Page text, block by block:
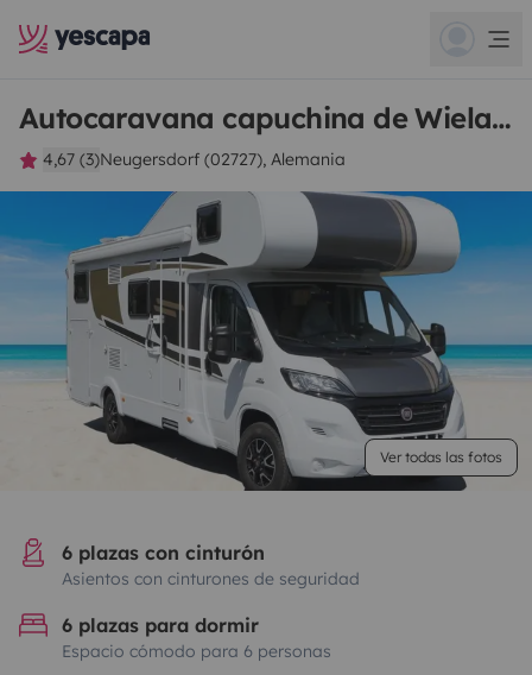
Autocaravana capuchina de Wieland
4,67 (3)Neugersdorf (02727), Alemania
Ver todas las fotos
6 plazas con cinturón
Asientos con cinturones de seguridad
6 plazas para dormir
Espacio cómodo para 6 personas